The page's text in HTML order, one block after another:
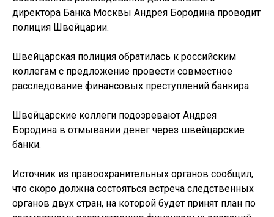
директора Банка Москвы Андрея Бородина проводит
полиция Швейцарии.
Швейцарская полиция обратилась к российским
коллегам с предложение провести совместное
расследование финансовых преступлений банкира.
Швейцарские коллеги подозревают Андрея
Бородина в отмывании денег через швейцарские
банки.
Источник из правоохранительных органов сообщил,
что скоро должна состояться встреча следственных
органов двух стран, на которой будет принят план по